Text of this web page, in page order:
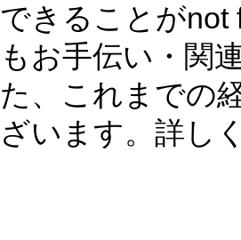
できることがnot
もお手伝い・関
た、これまでの
ざいます。詳し